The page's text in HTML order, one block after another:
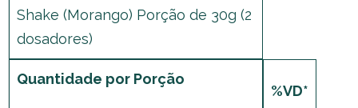
Shake (Morango) Porção de 30g (2
dosadores)
Quantidade por Porção
%VD*